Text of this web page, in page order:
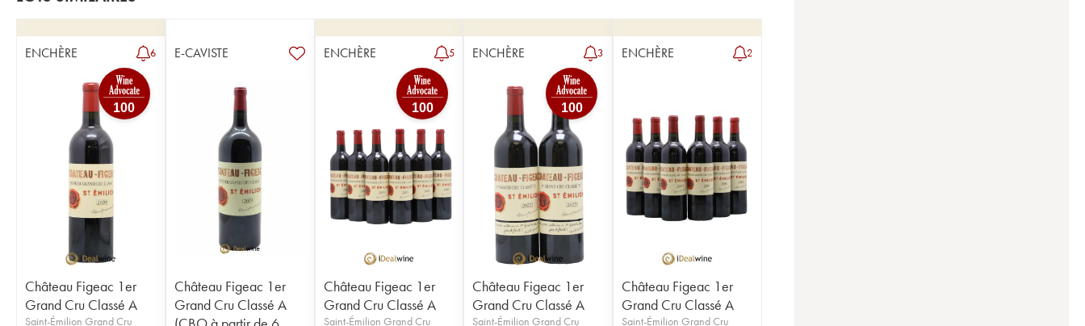
ENCHÈRE 6
100
Château Figeac 1er
Grand Cru Classé A
Saint-Émilion Grand Cru
E-CAVISTE
Château Figeac 1er
Grand Cru Classé A
ENCHÈRE 5
100
Château Figeac 1er
Grand Cru Classé A
Saint-Émilion Grand Cru
ENCHÈRE 3
100
Château Figeac 1er
Grand Cru Classé A
Saint-Émilion Grand Cru
ENCHÈRE 2
Château Figeac 1er
Grand Cru Classé A
Saint-Émilion Grand Cru